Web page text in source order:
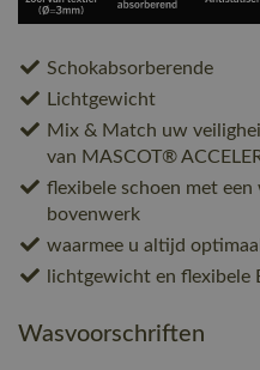
Schokabsorberende
Lichtgewicht
Mix & Match uw
van MASCOT®
flexibele schoen met
bovenwerk
waarmee u altijd
lichtgewicht en flexibele
Wasvoorschriften